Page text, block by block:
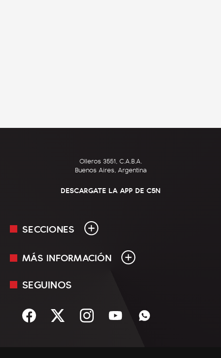
Olleros 3551, C.A.B.A.
Buenos Aires, Argentina
DESCARGATE LA APP DE C5N
SECCIONES
En Vivo
Sociedad
MÁS INFORMACIÓN
Mediakit
Términos y condiciones
SEGUINOS